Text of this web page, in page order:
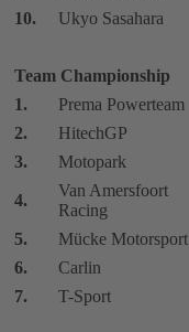
10.
Ukyo Sasahara
Team Championship
1.
Prema Powerteam
2.
HitechGP
3.
Motopark
4.
Van Amersfoort
Racing
5. Mücke Motorsport
6.
Carlin
7.
T-Sport